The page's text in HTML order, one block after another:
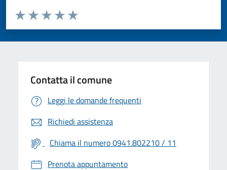
Valuta da 1 a 5 stelle la pagina
Valuta 5 stelle su 5
Valuta 4 stelle su 5
Valuta 3 stelle su 5
Valuta 2 stelle su 5
Valuta 1 stelle su 5
Contatta il comune
Leggi le domande frequenti
Richiedi assistenza
Chiama il numero 0941.802210 / 11
Prenota appuntamento